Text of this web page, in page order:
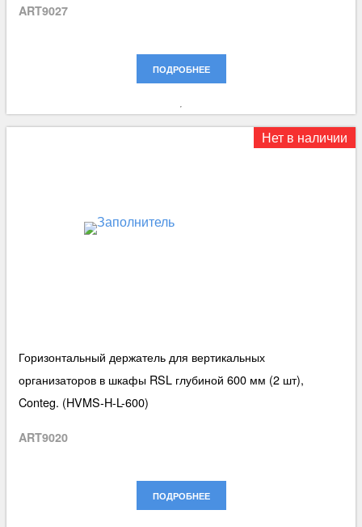
ART9027
ПОДРОБНЕЕ
Нет в наличии
Горизонтальный держатель для вертикальных
организаторов в шкафы RSL глубиной 600 мм (2 шт),
Conteg. (HVMS-H-L-600)
ART9020
ПОДРОБНЕЕ